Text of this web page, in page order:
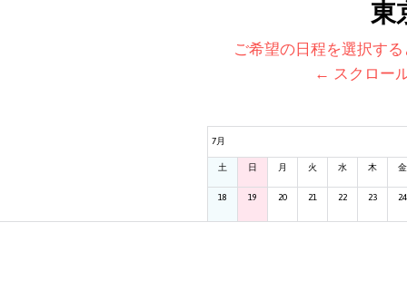
東
ご希望の日程を選択す
← スクロー
7月
土 日 月 火 水 木 金
18 19 20 21 22 23 24